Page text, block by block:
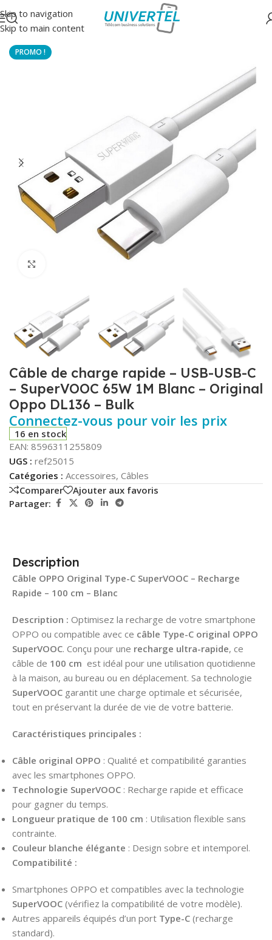
Skip to navigation
Skip to main content
Accueil/Accessoires
Câble de charge rapide – USB-USB-C
– SuperVOOC 65W 1M Blanc – Original
Oppo DL136 – Bulk
Connectez-vous pour voir les prix
16 en stock
EAN: 8596311255809
UGS : ref25015
Catégories : Accessoires, Câbles
Comparer
Ajouter aux favoris
Partager:
Description
Câble OPPO Original Type-C SuperVOOC – Recharge
Rapide – 100 cm – Blanc
Description : Optimisez la recharge de votre smartphone
OPPO ou compatible avec ce câble Type-C original OPPO
SuperVOOC. Conçu pour une recharge ultra-rapide, ce
câble de 100 cm est idéal pour une utilisation quotidienne
à la maison, au bureau ou en déplacement. Sa technologie
SuperVOOC garantit une charge optimale et sécurisée,
tout en préservant la durée de vie de votre batterie.
Caractéristiques principales :
Câble original OPPO : Qualité et compatibilité garanties
avec les smartphones OPPO.
Technologie SuperVOOC : Recharge rapide et efficace
pour gagner du temps.
Longueur pratique de 100 cm : Utilisation flexible sans
contrainte.
Couleur blanche élégante : Design sobre et intemporel.
Compatibilité :
Smartphones OPPO et compatibles avec la technologie
SuperVOOC (vérifiez la compatibilité de votre modèle).
Autres appareils équipés d’un port Type-C (recharge
standard).